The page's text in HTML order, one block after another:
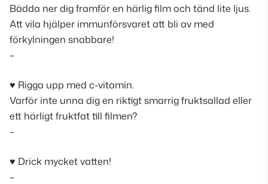
Bädda ner dig framför en härlig film och tänd lite ljus.
Att vila hjälper immunförsvaret att bli av med
förkylningen snabbare!
–
♥︎ Rigga upp med c-vitamin.
Varför inte unna dig en riktigt smarrig fruktsallad eller
ett härligt fruktfat till filmen?
–
♥︎ Drick mycket vatten!
–